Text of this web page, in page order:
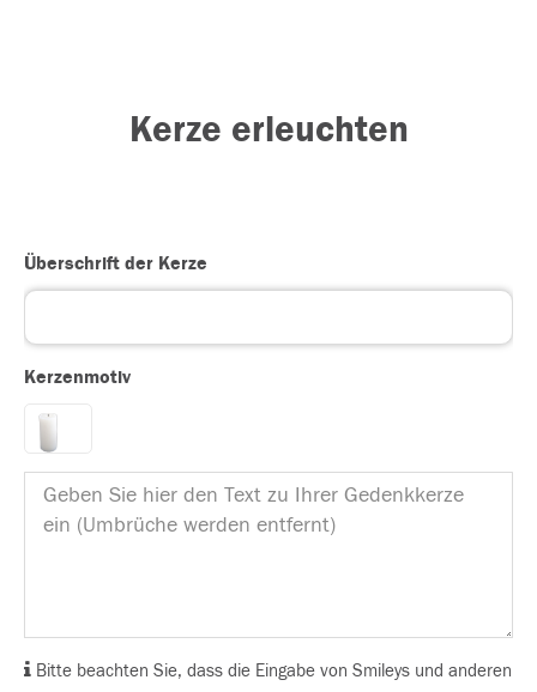
Kerze erleuchten
Überschrift der Kerze
Kerzenmotiv
Bitte beachten Sie, dass die Eingabe von Smileys und anderen